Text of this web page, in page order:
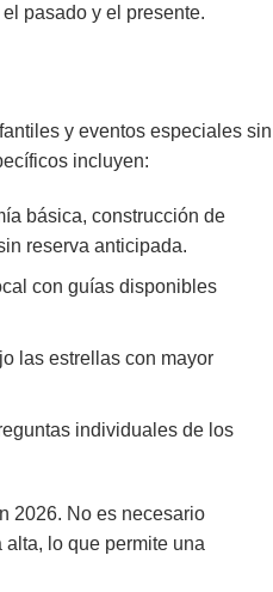
pasado y el presente.
y eventos especiales sin
incluyen:
básica, construcción de
reserva anticipada.
con guías disponibles
las estrellas con mayor
individuales de los
2026. No es necesario
lo que permite una